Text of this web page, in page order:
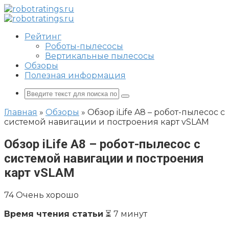
Перейти
к
Рейтинг
Роботы-пылесосы
Вертикальные пылесосы
Обзоры
Полезная информация
Поиск:
Главная » Обзоры » Обзор iLife A8 – робот-пылесос с
cистемой навигации и построения карт vSLAM
Обзор iLife A8 – робот-пылесос с
cистемой навигации и построения
карт vSLAM
74 Очень хорошо
Время чтения статьи ⏳ 7 минут